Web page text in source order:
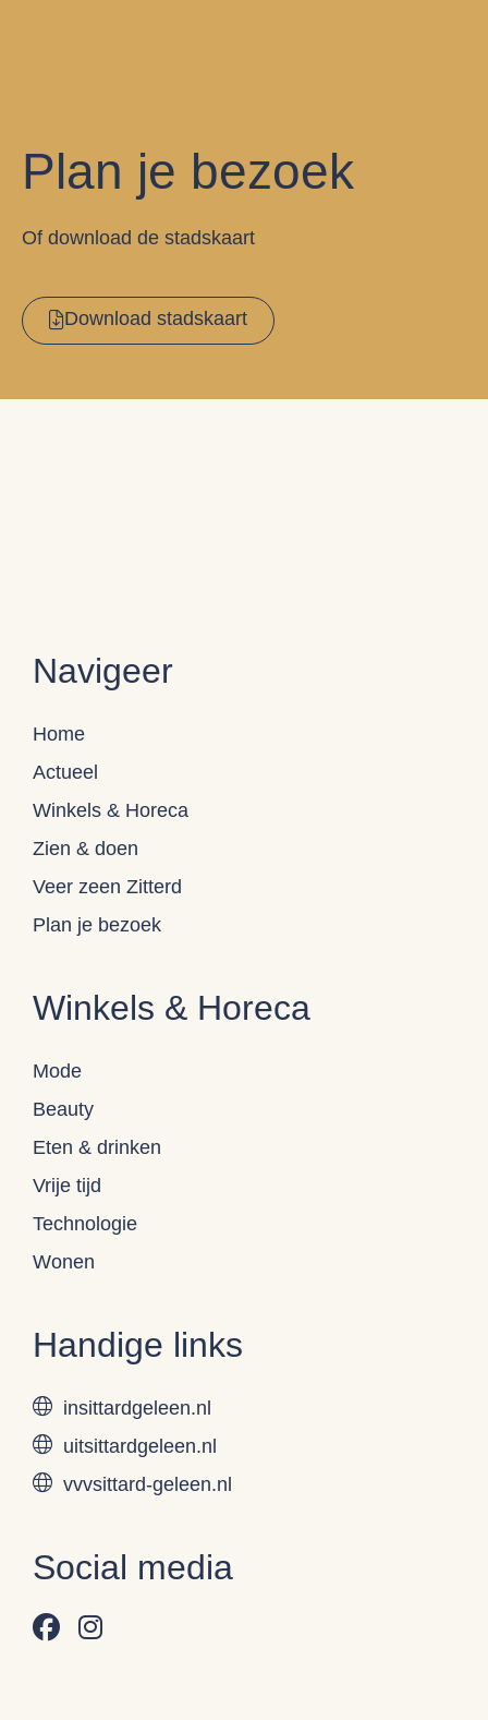
Plan je bezoek
Of download de stadskaart
Download stadskaart
Navigeer
Home
Actueel
Winkels & Horeca
Zien & doen
Veer zeen Zitterd
Plan je bezoek
Winkels & Horeca
Mode
Beauty
Eten & drinken
Vrije tijd
Technologie
Wonen
Handige links
insittardgeleen.nl
uitsittardgeleen.nl
vvvsittard-geleen.nl
Social media